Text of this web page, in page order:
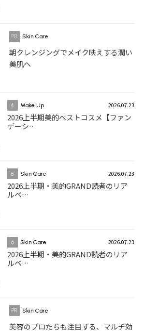
Skin Care
朝クレンジングでメイク映えする潤い
美肌へ
4 Make Up 2026.07.23
2026上半期美的ベストコスメ【ファン
デーシ…
5 Skin Care 2026.07.23
2026上半期・美的GRAND読者のリア
ルベ…
6 Skin Care 2026.07.23
2026上半期・美的GRAND読者のリア
ルベ…
Skin Care
美容のプロたちも注目する、マルチ効